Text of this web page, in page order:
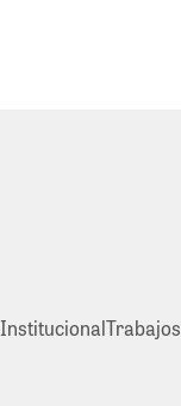
InstitucionalTrabajos